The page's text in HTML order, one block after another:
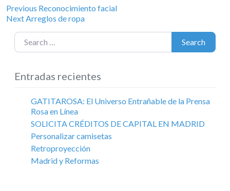
Navegación
de
entradas
Previous Previous
post:
Reconocimiento facial
Next Next
Arreglos de ropa
Search for:
Search
Entradas recientes
GATITAROSA: El Universo Entrañable de la Prensa
Rosa en Línea
SOLICITA CRÉDITOS DE CAPITAL EN MADRID
Personalizar camisetas
Retroproyección
Madrid y Reformas